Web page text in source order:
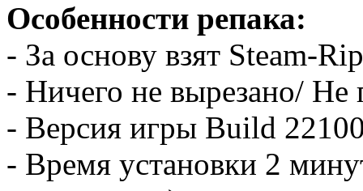
Особенности репака:
- За основу взят Steam-Rip
- Ничего не вырезано/ Не
- Версия игры Build
- Время установки 2